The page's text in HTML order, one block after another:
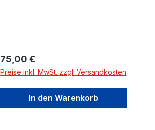
Regulärer Preis:
75,00 €
Preise inkl. MwSt. zzgl. Versandkosten
In den Warenkorb